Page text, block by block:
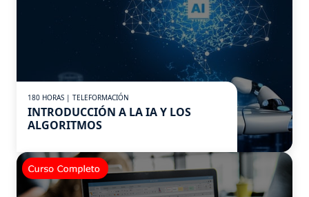
180 HORAS | TELEFORMACIÓN
INTRODUCCIÓN A LA IA Y LOS
ALGORITMOS